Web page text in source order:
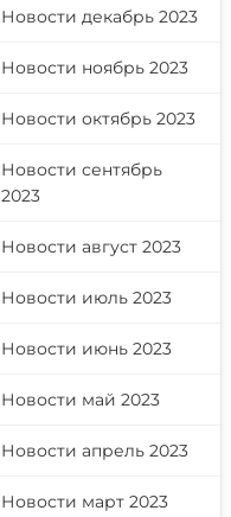
Новости декабрь 2023
Новости ноябрь 2023
Новости октябрь 2023
Новости сентябрь
2023
Новости август 2023
Новости июль 2023
Новости июнь 2023
Новости май 2023
Новости апрель 2023
Новости март 2023